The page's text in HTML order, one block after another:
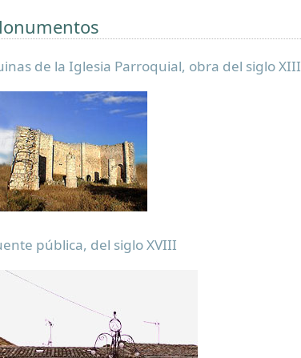
de la Iglesia Parroquial, obra del siglo XIII
pública, del siglo XVIII